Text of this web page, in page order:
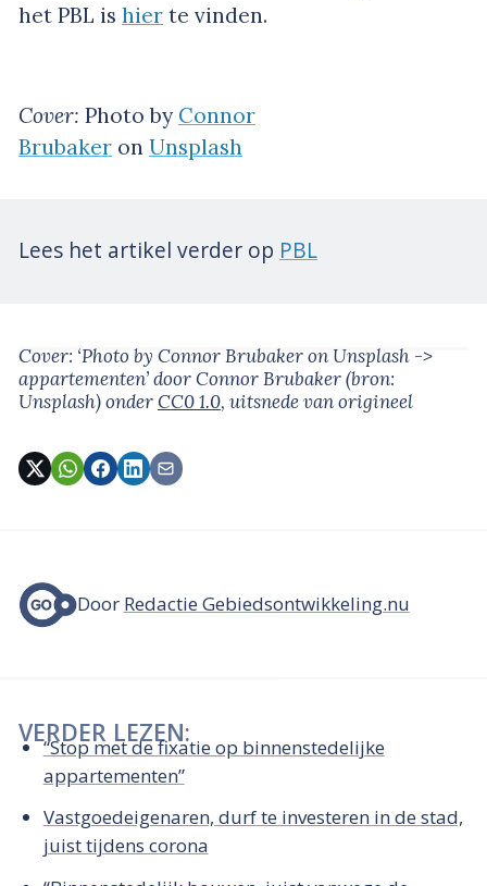
het PBL is hier te vinden.
Cover: Photo by Connor
Brubaker on Unsplash
Lees het artikel verder op PBL
Cover: ‘Photo by Connor Brubaker on Unsplash ->
appartementen’door Connor Brubaker(bron:
Unsplash)onderCC0 1.0, uitsnede van origineel
Door Redactie Gebiedsontwikkeling.nu
VERDER LEZEN:
“Stop met de fixatie op binnenstedelijke
appartementen”
Vastgoedeigenaren, durf te investeren in de stad,
juist tijdens corona